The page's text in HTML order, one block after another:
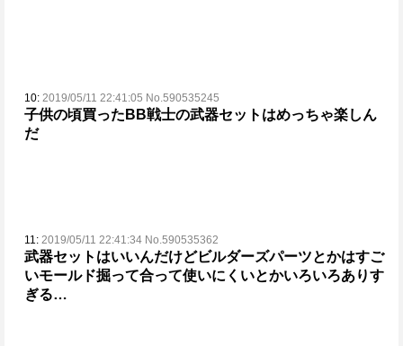
10: 2019/05/11 22:41:05 No.590535245
子供の頃買ったBB戦士の武器セットはめっちゃ楽しん
だ
11: 2019/05/11 22:41:34 No.590535362
武器セットはいいんだけどビルダーズパーツとかはすご
いモールド掘って合って使いにくいとかいろいろありす
ぎる…